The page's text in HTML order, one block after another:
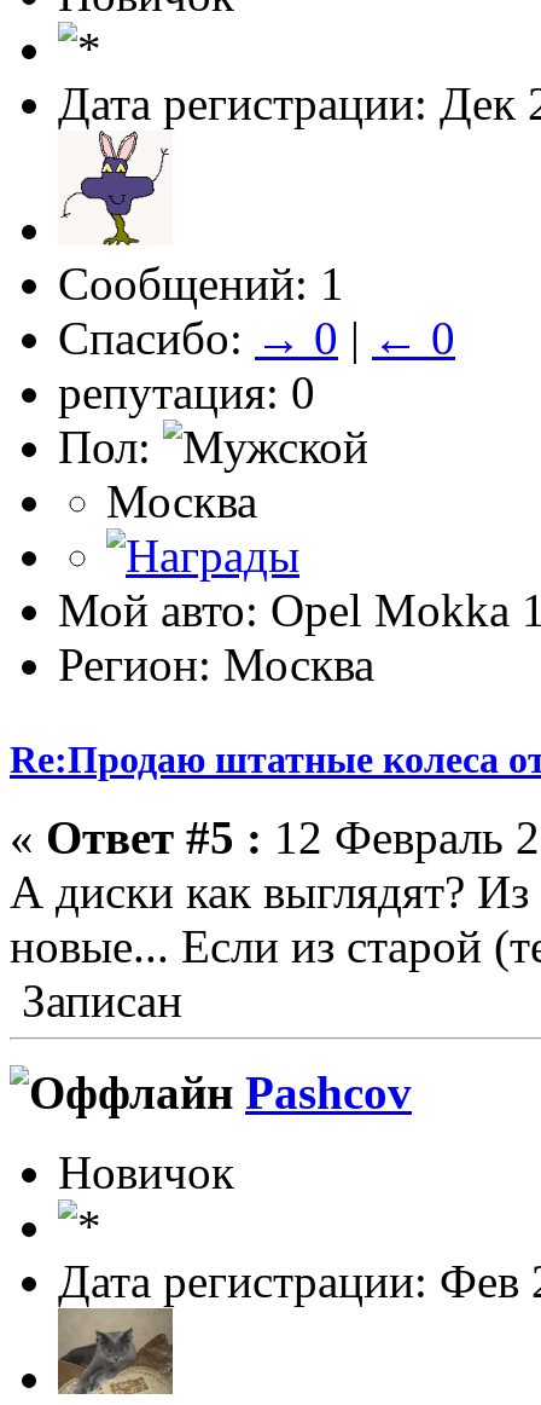
Дата регистрации: Дек
Сообщений: 1
Спасибо: → 0 | ← 0
репутация: 0
Пол:
Москва
Мой авто: Opel Mokka
Регион: Москва
Re:Продаю штатные колеса
« Ответ #5 : 12 Февраль
А диски как выглядят?
новые... Если из старой
Записан
Pashcov
Новичок
Дата регистрации: Фев